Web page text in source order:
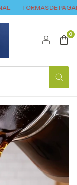
FORMAS DE
0
1/3